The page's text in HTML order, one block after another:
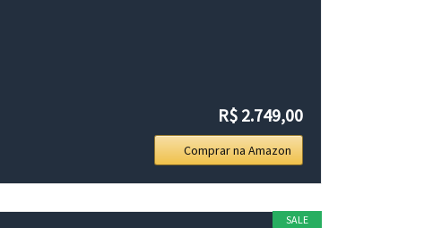
R$ 2.749,00
Comprar na Amazon
SALE